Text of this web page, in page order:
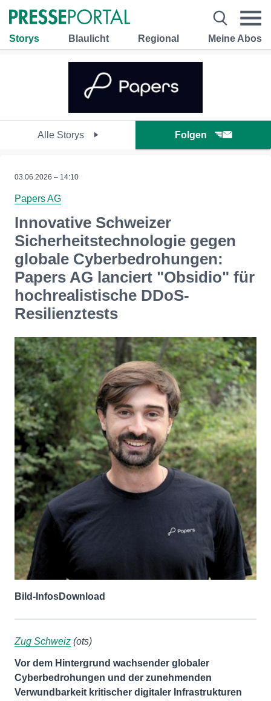
Storys Blaulicht Regional Meine Abos
Alle Storys Folgen
03.06.2026 – 14:10
Papers AG
Innovative Schweizer
Sicherheitstechnologie gegen
globale Cyberbedrohungen:
Papers AG lanciert "Obsidio" für
hochrealistische DDoS-
Resilienztests
Bild-InfosDownload
Zug Schweiz (ots)
Vor dem Hintergrund wachsender globaler
Cyberbedrohungen und der zunehmenden
Verwundbarkeit kritischer digitaler Infrastrukturen